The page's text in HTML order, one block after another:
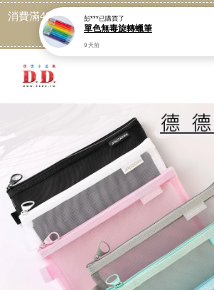
消費滿499免運喔, 記得加LINE:@dede168
點我
您的購物車目前還是
繼續購物
彭***已購買了
單色無毒旋轉蠟筆
9 天前